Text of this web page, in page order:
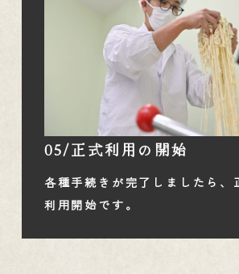
05/正式利用の開始
各種手続きが完了しましたら、
利用開始です。